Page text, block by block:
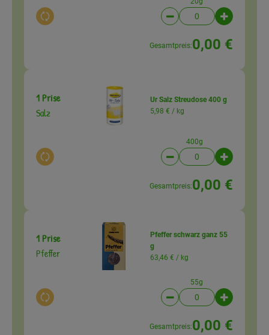
Auswahl ändern Artikelanzahl
Gesamtpreis:0,00 €
1 Prise
Salz
Auswahl ändern
Ur Salz Streudose 400 g
5,98 € / kg
400g
Artikelanzahl
Gesamtpreis:0,00 €
1 Prise
Pfeffer
Auswahl ändern
Pfeffer schwarz ganz 55
g
63,46 € / kg
55g
Artikelanzahl
Gesamtpreis:0,00 €